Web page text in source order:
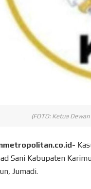
(FOTO: Ketua
Sani Kabupaten
Jumadi.